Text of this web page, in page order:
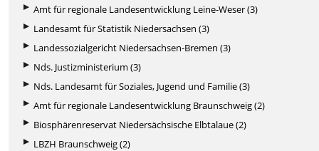
Amt für regionale Landesentwicklung Leine-Weser (3)
Landesamt für Statistik Niedersachsen (3)
Landessozialgericht Niedersachsen-Bremen (3)
Nds. Justizministerium (3)
Nds. Landesamt für Soziales, Jugend und Familie (3)
Amt für regionale Landesentwicklung Braunschweig (2)
Biosphärenreservat Niedersächsische Elbtalaue (2)
LBZH Braunschweig (2)